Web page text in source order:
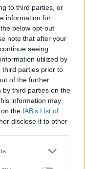
to third parties, or
information for
below opt-out
note that after your
seeing
utilized by
third parties prior to
of the further
by third parties on the
information may
the IAB’s List of
disclose it to other
Κινόα με